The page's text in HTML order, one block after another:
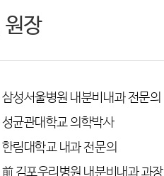
원장
삼성서울병원 내분비내과 전문의
성균관대학교 의학박사
한림대학교 내과 전문의
前 김포우리병원 내분비내과 과장